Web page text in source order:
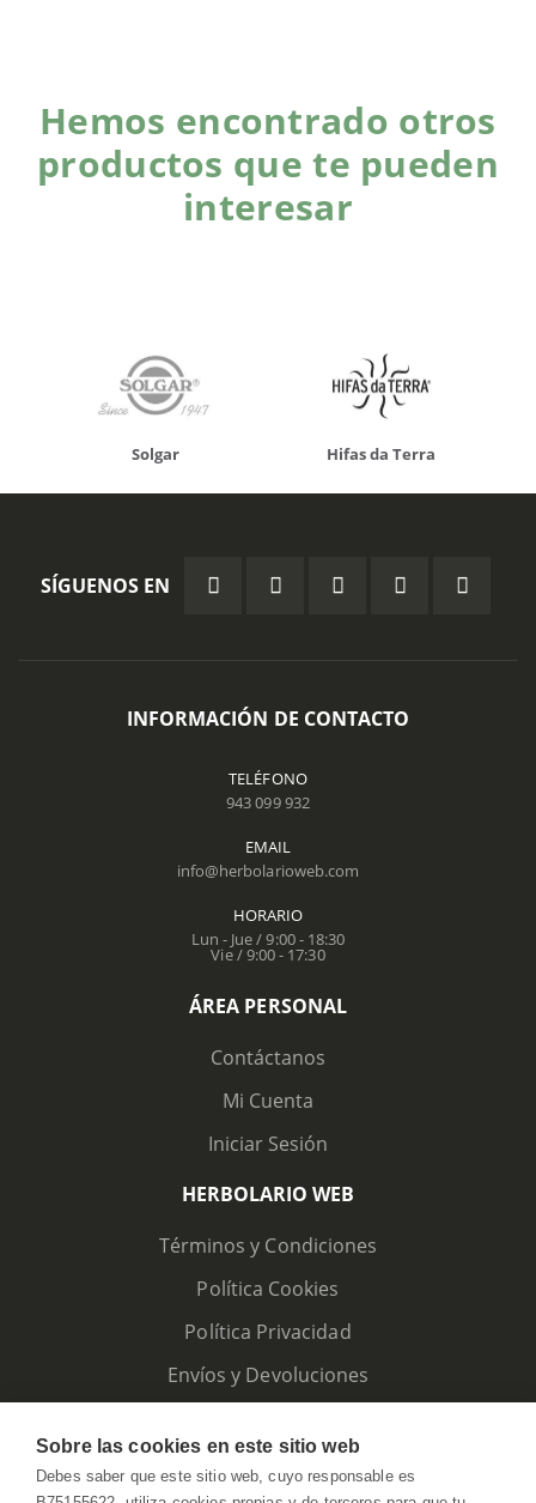
Hemos encontrado otros
productos que te pueden
interesar
Solgar Hifas da Terra
SÍGUENOS EN
INFORMACIÓN DE CONTACTO
TELÉFONO
943 099 932
EMAIL
info@herbolarioweb.com
HORARIO
Lun - Jue / 9:00 - 18:30
Vie / 9:00 - 17:30
ÁREA PERSONAL
Contáctanos
Mi Cuenta
Iniciar Sesión
HERBOLARIO WEB
Términos y Condiciones
Política Cookies
Política Privacidad
Envíos y Devoluciones
Sobre las cookies en este sitio web
Debes saber que este sitio web, cuyo responsable es